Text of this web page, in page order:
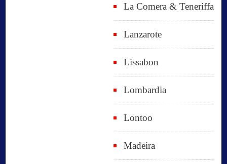
La Comera & Teneriffa
Lanzarote
Lissabon
Lombardia
Lontoo
Madeira